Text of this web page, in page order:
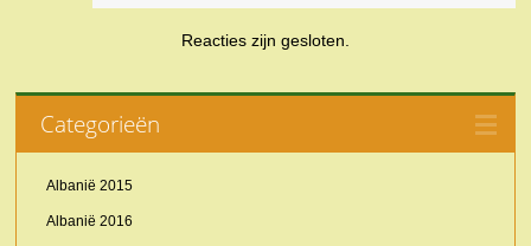
Reacties zijn gesloten.
Categorieën
Albanië 2015
Albanië 2016